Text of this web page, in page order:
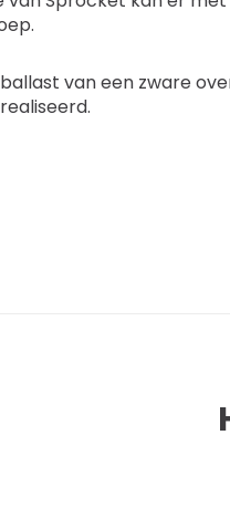
van een zware